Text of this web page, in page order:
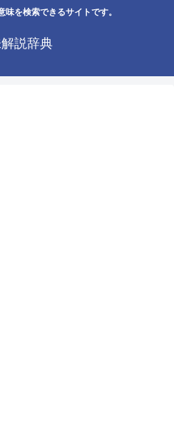
を検索できるサイトです。
説辞典